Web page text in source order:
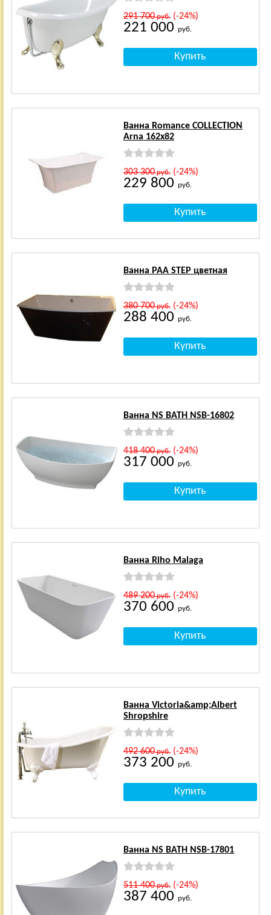
291 700руб.(-24%)
221 000 руб.
Ванна Romance COLLECTION
Arna 162x82
303 300руб.(-24%)
229 800 руб.
Ванна PAA STEP цветная
380 700руб.(-24%)
288 400 руб.
Ванна NS BATH NSB-16802
418 400руб.(-24%)
317 000 руб.
Ванна Riho Malaga
489 200руб.(-24%)
370 600 руб.
Ванна Victoria&amp;Albert
Shropshire
492 600руб.(-24%)
373 200 руб.
Ванна NS BATH NSB-17801
511 400руб.(-24%)
387 400 руб.